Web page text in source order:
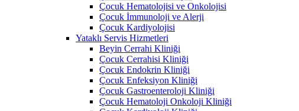
Çocuk Hematolojisi ve Onkolojisi
Çocuk İmmunoloji ve Alerji
Çocuk Kardiyolojisi
Yataklı Servis Hizmetleri
Beyin Cerrahi Kliniği
Çocuk Cerrahisi Kliniği
Çocuk Endokrin Kliniği
Çocuk Enfeksiyon Kliniği
Çocuk Gastroenteroloji Kliniği
Çocuk Hematoloji Onkoloji Kliniği